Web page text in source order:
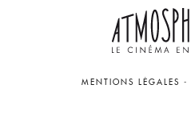
MENTIONS LÉGALES -